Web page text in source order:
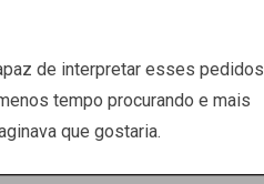
de interpretar esses pedidos
tempo procurando e mais
que gostaria.